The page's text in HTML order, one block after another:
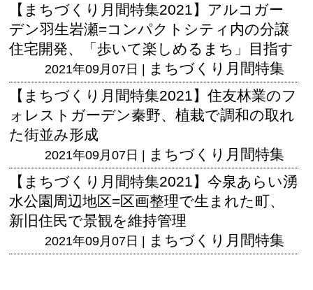
【まちづくり月間特集2021】アルコガー
デン羽生岩瀬=コンパクトシティ内の分譲
住宅開発、「歩いて楽しめるまち」目指す
2021年09月07日 | まちづくり月間特集
【まちづくり月間特集2021】住友林業のフ
ォレストガーデン秦野、植栽で調和の取れ
た街並み形成
2021年09月07日 | まちづくり月間特集
【まちづくり月間特集2021】今泉あらい湧
水公園周辺地区=区画整理で生まれた町、
新旧住民で景観を維持管理
2021年09月07日 | まちづくり月間特集